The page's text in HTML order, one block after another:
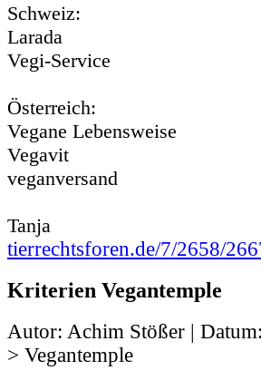
Schweiz:
Larada
Vegi-Service
Österreich:
Vegane Lebensweise
Vegavit
veganversand
Tanja
tierrechtsforen.de/7/2658/
Kriterien Vegantemple
Autor: Achim Stößer | Datum:
> Vegantemple